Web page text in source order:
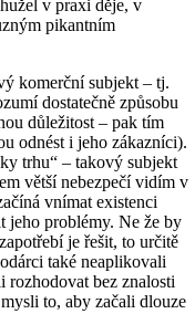
v praxi děje, v
pikantním
komerční subjekt – tj.
dostatečně způsobu
důležitost – pak tím
odnést i jeho zákazníci).
trhu“ – takový subjekt
větší nebezpečí vidím v
vnímat existenci
jeho problémy. Ne že by
je řešit, to určitě
také neaplikovali
rozhodovat bez znalosti
to, aby začali dlouze